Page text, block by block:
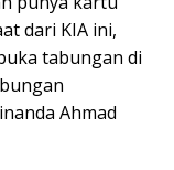
dari KIA ini,
tabungan di
Ahmad